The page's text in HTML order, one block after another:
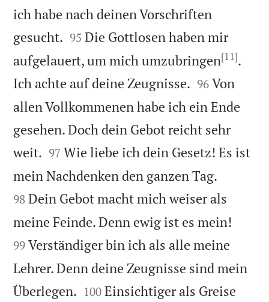
ich habe nach deinen Vorschriften
gesucht. 

95 Die Gottlosen haben mir
aufgelauert, um mich umzubringen[11].
Ich achte auf deine Zeugnisse. 

96 Von
allen Vollkommenen habe ich ein Ende
gesehen. Doch dein Gebot reicht sehr
weit. 

97 Wie liebe ich dein Gesetz! Es ist
mein Nachdenken den ganzen Tag.
98 Dein Gebot macht mich weiser als
meine Feinde. Denn ewig ist es mein!
99 Verständiger bin ich als alle meine
Lehrer. Denn deine Zeugnisse sind mein
Überlegen. 

100 Einsichtiger als Greise